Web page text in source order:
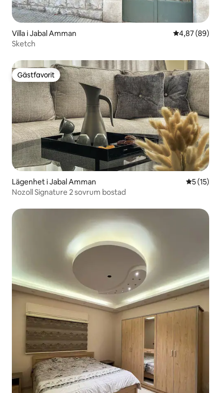
Villa i Jabal Amman 4,87 av 5 i
4,87 (89)
Sketch
Gästfavorit
Gästfavorit
Lägenhet i Jabal Amman 5 av 5 i
5 (15)
Nozoll Signature 2 sovrum bostad